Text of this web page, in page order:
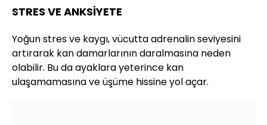
STRES VE ANKSİYETE
Yoğun stres ve kaygı, vücutta adrenalin seviyesini
artırarak kan damarlarının daralmasına neden
olabilir. Bu da ayaklara yeterince kan
ulaşamamasına ve üşüme hissine yol açar.